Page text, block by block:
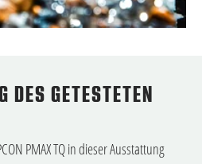
DES GETESTETEN
PMAX TQ in dieser Ausstattung